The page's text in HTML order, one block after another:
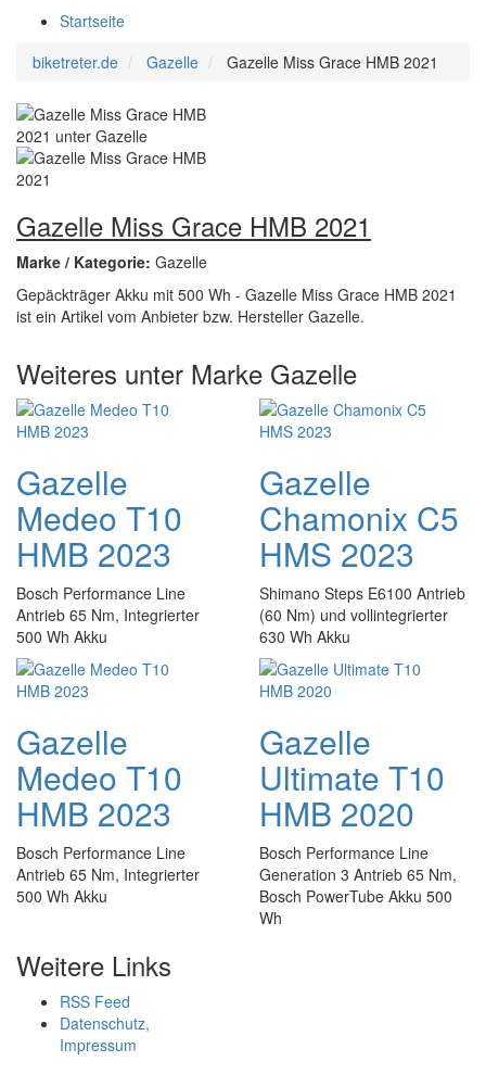
Startseite
biketreter.de
Gazelle Gazelle Miss Grace HMB 2021
Gazelle Miss Grace HMB 2021
Marke / Kategorie: Gazelle
Gepäckträger Akku mit 500 Wh - Gazelle Miss Grace HMB 2021
ist ein Artikel vom Anbieter bzw. Hersteller Gazelle.
Weiteres unter Marke Gazelle
Gazelle
Medeo T10
HMB 2023
Bosch Performance Line
Antrieb 65 Nm, Integrierter
500 Wh Akku
Gazelle
Chamonix C5
HMS 2023
Shimano Steps E6100 Antrieb
(60 Nm) und vollintegrierter
630 Wh Akku
Gazelle
Medeo T10
HMB 2023
Bosch Performance Line
Antrieb 65 Nm, Integrierter
500 Wh Akku
Gazelle
Ultimate T10
HMB 2020
Bosch Performance Line
Generation 3 Antrieb 65 Nm,
Bosch PowerTube Akku 500
Wh
Weitere Links
RSS Feed
Datenschutz,
Impressum